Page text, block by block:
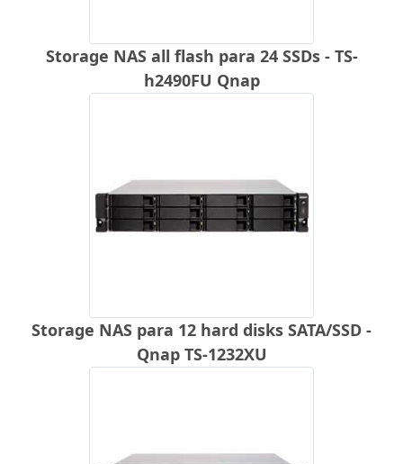
Storage NAS all flash para 24 SSDs - TS-
h2490FU Qnap
Storage NAS para 12 hard disks SATA/SSD -
Qnap TS-1232XU